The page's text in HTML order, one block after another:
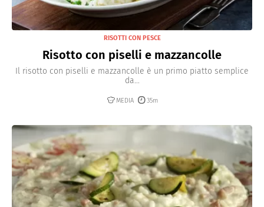
RISOTTI CON PESCE
Risotto con piselli e mazzancolle
Il risotto con piselli e mazzancolle è un primo piatto semplice
da...
MEDIA 35m